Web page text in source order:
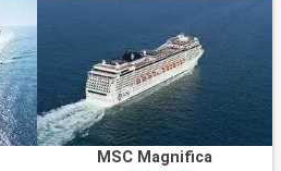
MSC Magnifica